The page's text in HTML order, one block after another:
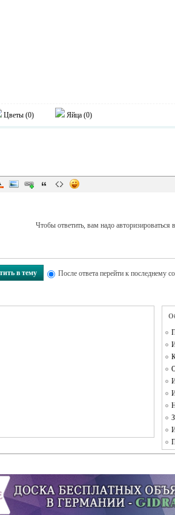
Цветы (0) Яйца (0)
Чтобы ответить, вам надо авторизироваться
в тему После ответа перейти к последнему